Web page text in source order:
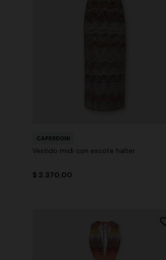
CAPERDONI
Vestido midi con escote halter
$ 2.370,00